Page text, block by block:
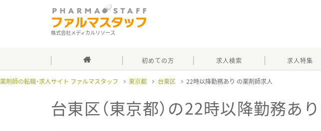
株式会社メディカルリソース
初めての方 求人検索 求人特集
薬剤師の転職・求人サイト ファルマスタッフ 東京都 台東区 22時以降勤務あり
台東区（東京都）の22時以降勤務あり